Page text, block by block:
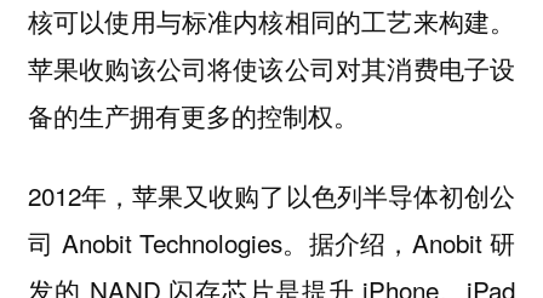
核可以使用与标准内核相同的工艺来构建。
苹果收购该公司将使该公司对其消费电子设
备的生产拥有更多的控制权。
2012年，苹果又收购了以色列半导体初创公
司 Anobit Technologies。据介绍，Anobit 研
发的 NAND 闪存芯片是提升 iPhone、iPad